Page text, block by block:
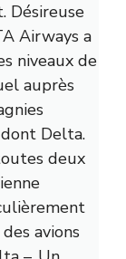
Désireuse
Airways a
niveaux de
auprès
Delta.
deux
avions